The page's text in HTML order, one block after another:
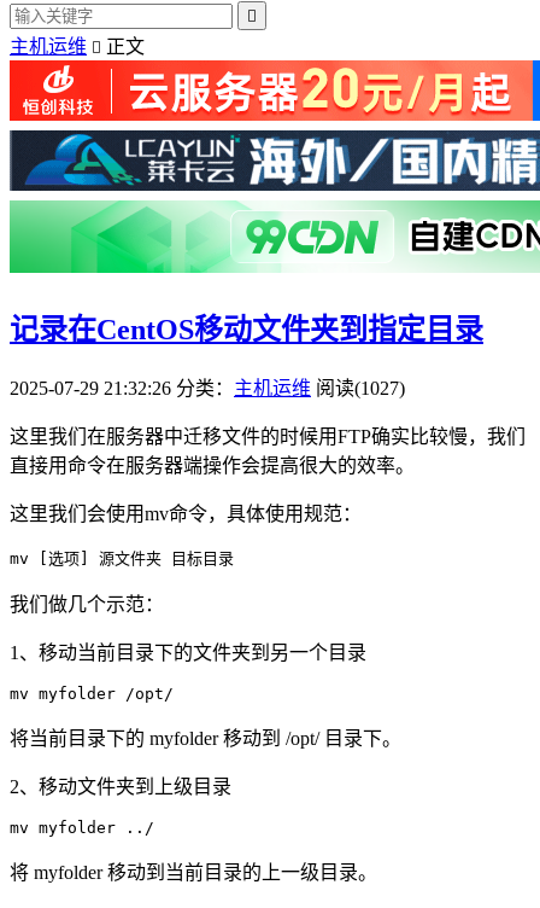

主机运维  正文
记录在CentOS移动文件夹到指定目录
2025-07-29 21:32:26 分类： 主机运维 阅读(1027)
这里我们在服务器中迁移文件的时候用FTP确实比较慢，我们
直接用命令在服务器端操作会提高很大的效率。
这里我们会使用mv命令，具体使用规范：
我们做几个示范：
1、移动当前目录下的文件夹到另一个目录
将当前目录下的 myfolder 移动到 /opt/ 目录下。
2、移动文件夹到上级目录
将 myfolder 移动到当前目录的上一级目录。